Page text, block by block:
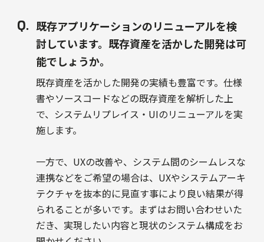
既存アプリケーションのリニューアルを検
討しています。既存資産を活かした開発は可
能でしょうか。
既存資産を活かした開発の実績も豊富です。仕様
書やソースコードなどの既存資産を解析した上
で、システムリプレイス・UIのリニューアルを実
施します。
一方で、UXの改善や、システム間のシームレスな
連携などをご希望の場合は、UXやシステムアーキ
テクチャを抜本的に見直す事により良い結果が得
られることが多いです。まずはお問い合わせいた
だき、実現したい内容と現状のシステム構成をお